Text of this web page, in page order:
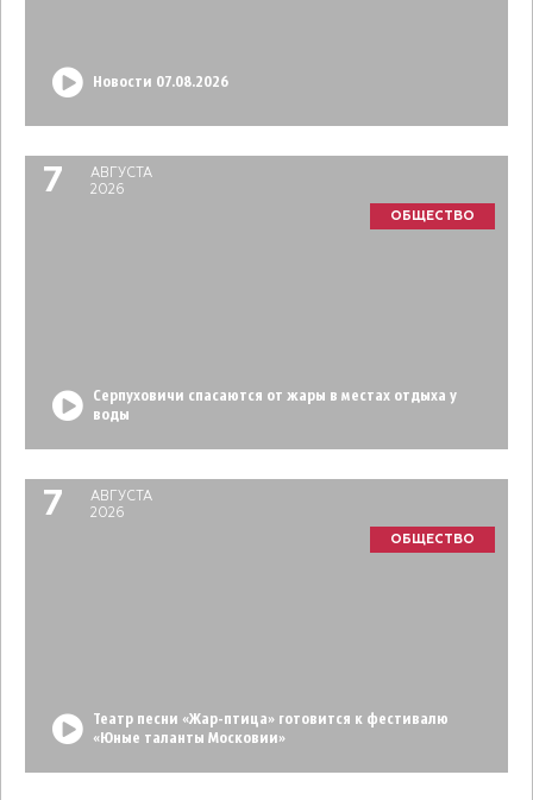
Новости 07.08.2026
7
АВГУСТА
2026
ОБЩЕСТВО
Серпуховичи спасаются от жары в местах отдыха у
воды
7
АВГУСТА
2026
ОБЩЕСТВО
Театр песни «Жар-птица» готовится к фестивалю
«Юные таланты Московии»